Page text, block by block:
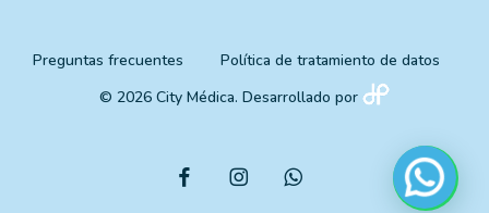
Preguntas frecuentes
Política de tratamiento de datos
© 2026 City Médica. Desarrollado por
facebookinstagramwhatsapp